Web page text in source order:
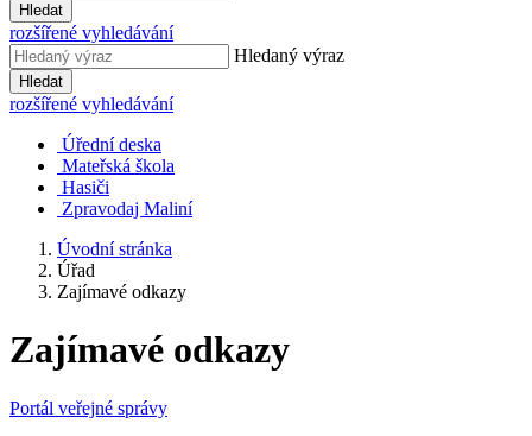
Hledat
rozšířené vyhledávání
Hledaný výraz
Hledat
rozšířené vyhledávání
Úřední deska
Mateřská škola
Hasiči
Zpravodaj Maliní
Úvodní stránka
Úřad
Zajímavé odkazy
Zajímavé odkazy
Portál veřejné správy